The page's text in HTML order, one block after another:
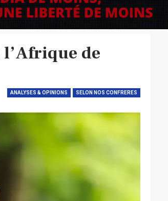
de
ANALYSES & OPINIONS SELON NOS CONFRERES